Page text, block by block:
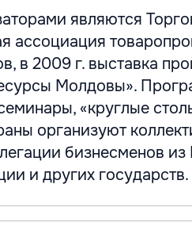
являются
ассоциация
в 2009 г. выставка
Молдовы».
«круглые
организуют
бизнесменов
и других государств.